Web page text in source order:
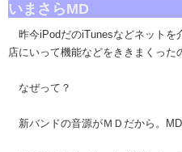
いまさらMD
昨今iPodだのiTunesなどネットを
店にいって機能などをききまくった
なぜって？
新バンドの音源がＭＤだから。